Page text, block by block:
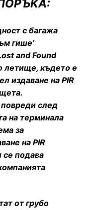
с багажа
гише’
and Found
летище, където е
издаване на PIR
повреди след
на терминала
за
на PIR
се подава
от грубо